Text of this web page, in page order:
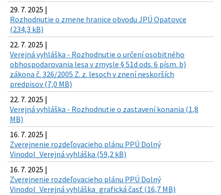
29. 7. 2025 |
Rozhodnutie o zmene hranice obvodu JPÚ Opatovce
(234,3 kB)
22. 7. 2025 |
Verejná vyhláška - Rozhodnutie o určení osobitného
obhospodarovania lesa v zmysle § 51d ods. 6 písm. b)
zákona č. 326/2005 Z. z. lesoch v znení neskorších
predpisov (7,0 MB)
22. 7. 2025 |
Verejná vyhláška - Rozhodnutie o zastavení konania (1,8
MB)
16. 7. 2025 |
Zverejnenie rozdeľovacieho plánu PPÚ Dolný
Vinodol_Verejná vyhláška (59,2 kB)
16. 7. 2025 |
Zverejnenie rozdeľovacieho plánu PPÚ Dolný
Vinodol_Verejná vyhláška_grafická časť (16,7 MB)